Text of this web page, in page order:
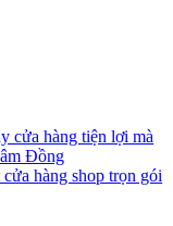
cửa hàng tiện lợi mà
Đồng
hàng shop trọn gói